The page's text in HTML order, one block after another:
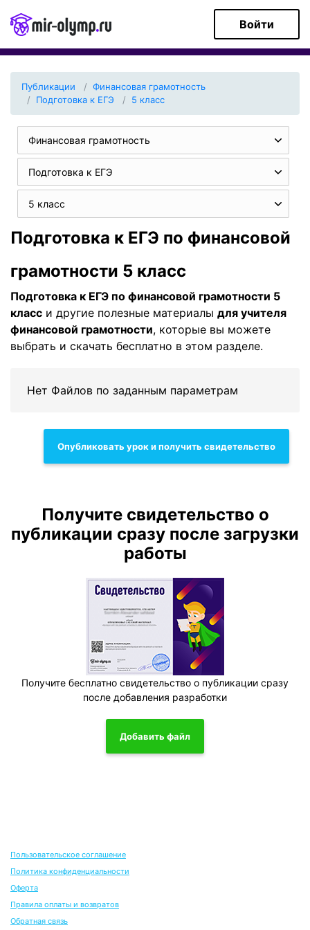
Войти
Публикации
Финансовая грамотность
Подготовка к ЕГЭ
5 класс
Финансовая грамотность
Подготовка к ЕГЭ
5 класс
Подготовка к ЕГЭ по финансовой
грамотности 5 класс
Подготовка к ЕГЭ по финансовой грамотности 5
класс и другие полезные материалы для учителя
финансовой грамотности, которые вы можете
выбрать и скачать бесплатно в этом разделе.
Нет Файлов по заданным параметрам
Опубликовать урок и получить свидетельство
Получите свидетельство о
публикации сразу после загрузки
работы
Получите бесплатно свидетельство о публикации сразу
после добавления разработки
Добавить файл
Пользовательское соглашение
Политика конфиденциальности
Оферта
Правила оплаты и возвратов
Обратная связь